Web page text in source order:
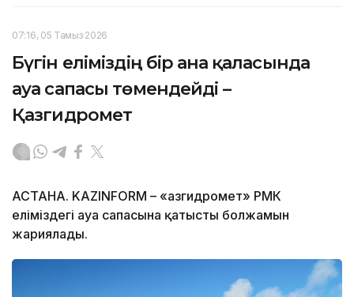
07:16, 05 Тамыз 2026
Бүгін еліміздің бір ғана қаласында
ауа сапасы төмендейді –
Қазгидромет
АСТАНА. KAZINFORM – «Қазгидромет» РМК
еліміздегі ауа сапасына қатысты болжамын
жариялады.